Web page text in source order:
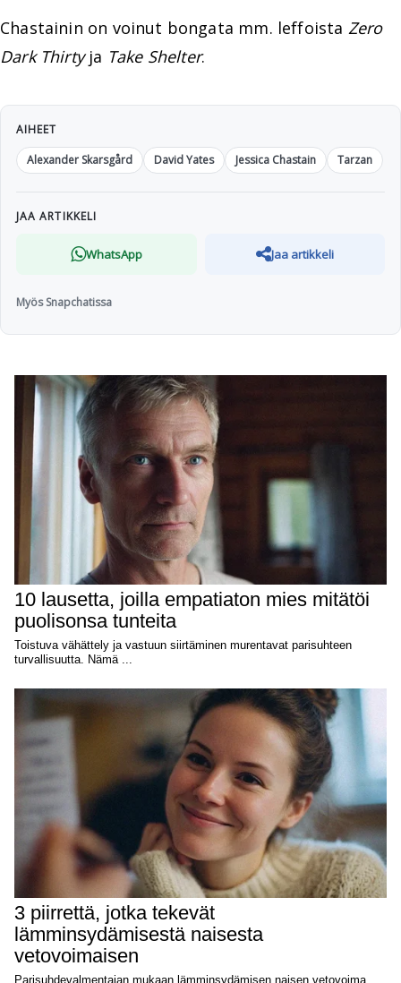
Chastainin on voinut bongata mm. leffoista Zero
Dark Thirtyja Take Shelter.
AIHEET
Alexander Skarsgård
David Yates Jessica Chastain Tarzan
JAA ARTIKKELI
WhatsApp Jaa artikkeli
Myös Snapchatissa